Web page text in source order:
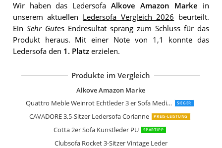
Wir haben das LedersofaAlkove Amazon Marke in
unserem aktuellen Ledersofa Vergleich 2026 beurteilt.
Ein Sehr Gutes Endresultat sprang zum Schluss für das
Produkt heraus. Mit einer Note von 1,1 konnte das
Ledersofa den 1. Platzerzielen.
Produkte im Vergleich
Alkove Amazon Marke
Quattro Meble Weinrot Echtleder 3 er Sofa Mediolan
SIEGER
CAVADORE 3,5-Sitzer Ledersofa Corianne PREIS-LEISTUNG
Cotta 2er Sofa Kunstleder PU SPARTIPP
Clubsofa Rocket 3-Sitzer Vintage Leder
Mivano Zweisitzer Leder-Sofa
CAVADORE 2,5-Sitzer Sofa Corianne
CAVADORE 3,5-Sitzer Ledersofa
CAVADORE 3-Sitzer Sofa Corianne
Braunes Leder-schlafsofa modernes